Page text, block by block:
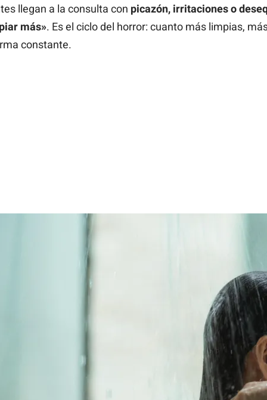
llegan a la consulta con picazón, irritaciones o
más». Es el ciclo del horror: cuanto más limpias,
constante.